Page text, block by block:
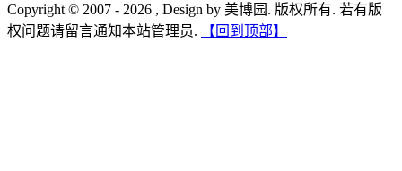
Copyright © 2007 - 2026 , Design by 美博园. 版权所有. 若有版
权问题请留言通知本站管理员.
【回到顶部】